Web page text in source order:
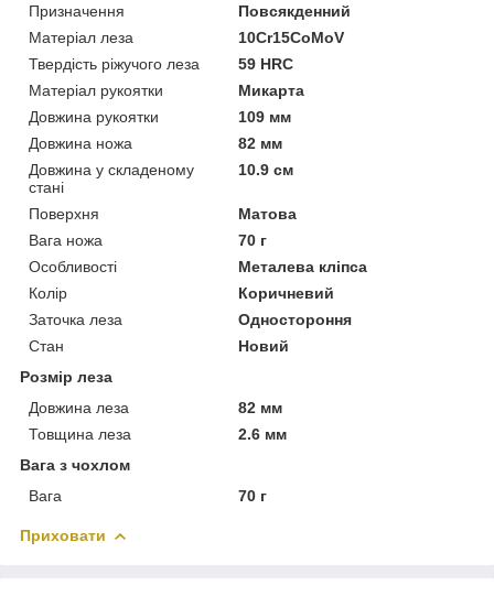
Призначення
Повсякденний
Матеріал леза
10Cr15CoMoV
Твердість ріжучого леза
59 HRC
Матеріал рукоятки
Микарта
Довжина рукоятки
109 мм
Довжина ножа
82 мм
Довжина у складеному
стані
10.9 см
Поверхня
Матова
Вага ножа
70 г
Особливості
Металева кліпса
Колір
Коричневий
Заточка леза
Одностороння
Стан
Новий
Розмір леза
Довжина леза
82 мм
Товщина леза
2.6 мм
Вага з чохлом
Вага
70 г
Приховати